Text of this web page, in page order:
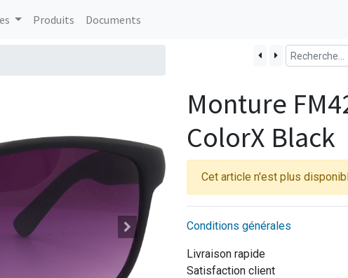
Produits Documents
Monture
ColorX Black
Cet article n'est plus
Conditions générales
Livraison rapide
Satisfaction client